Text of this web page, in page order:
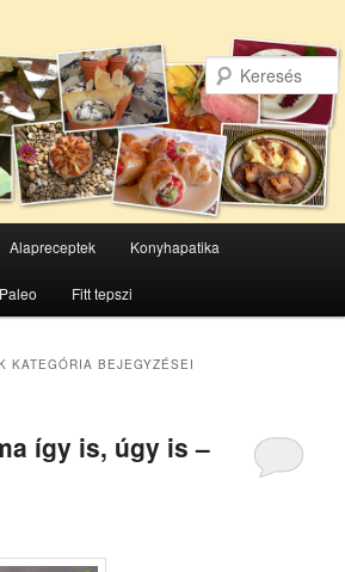
Alapreceptek Konyhapatika
Paleo Fitt tepszi
KATEGÓRIA BEJEGYZÉSEI
így is, úgy is –